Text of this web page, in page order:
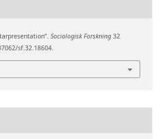
Sociologisk Forskning32
sf.32.18604.